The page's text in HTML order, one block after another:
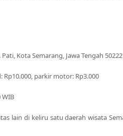
Kota Semarang, Jawa Tengah 50222
Rp10.000, parkir motor: Rp3.000
WIB
lain di keliru satu daerah wisata